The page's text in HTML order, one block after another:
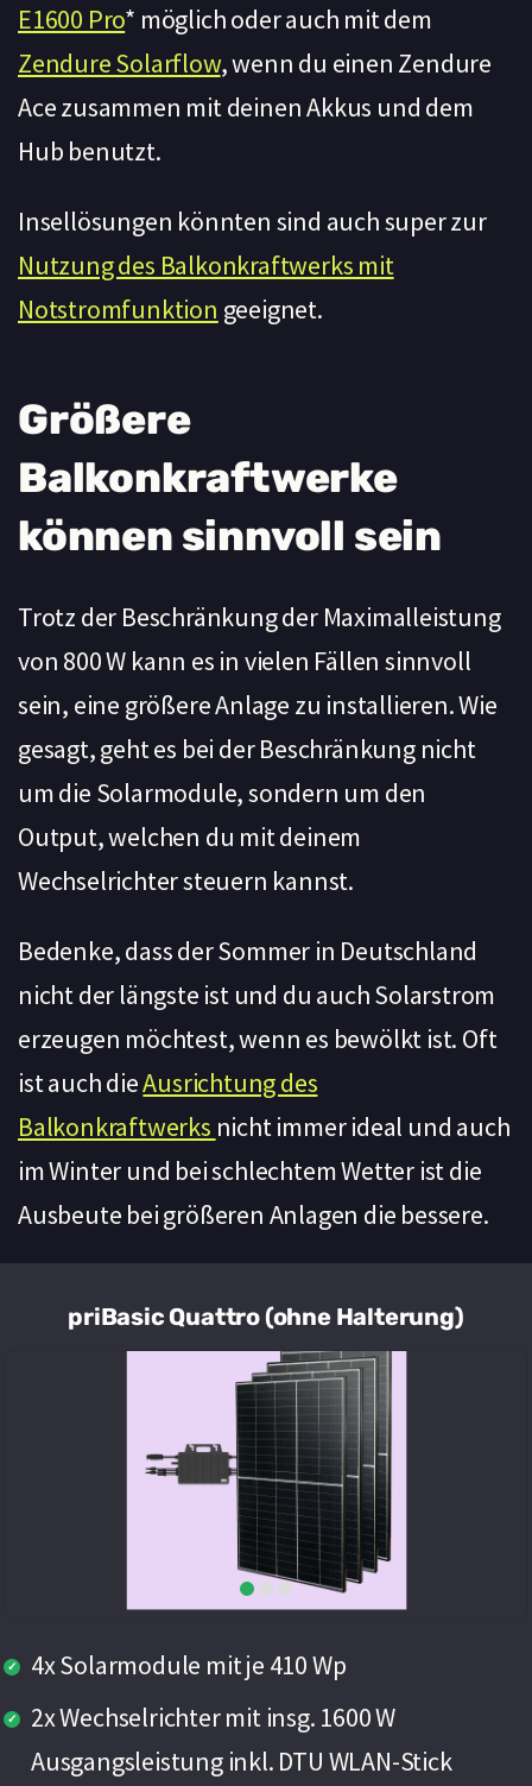
E1600 Pro* möglich oder auch mit dem
Zendure Solarflow, wenn du einen Zendure
Ace zusammen mit deinen Akkus und dem
Hub benutzt.
Insellösungen könnten sind auch super zur
Nutzung des Balkonkraftwerks mit
Notstromfunktion geeignet.
Größere
Balkonkraftwerke
können sinnvoll sein
Trotz der Beschränkung der Maximalleistung
von 800 W kann es in vielen Fällen sinnvoll
sein, eine größere Anlage zu installieren. Wie
gesagt, geht es bei der Beschränkung nicht
um die Solarmodule, sondern um den
Output, welchen du mit deinem
Wechselrichter steuern kannst.
Bedenke, dass der Sommer in Deutschland
nicht der längste ist und du auch Solarstrom
erzeugen möchtest, wenn es bewölkt ist. Oft
ist auch dieAusrichtung des
Balkonkraftwerks nicht immer ideal und auch
im Winter und bei schlechtem Wetter ist die
Ausbeute bei größeren Anlagen die bessere.
priBasic Quattro (ohne Halterung)
4x Solarmodule mit je 410 Wp
2x Wechselrichter mit insg. 1600 W
Ausgangsleistung inkl. DTU WLAN-Stick